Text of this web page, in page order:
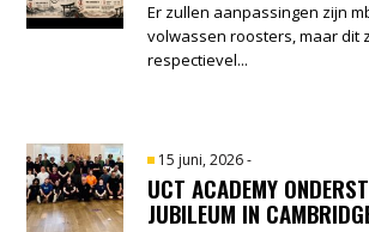
Er zullen aanpassingen zijn
volwassen roosters, maar dit
respectievel...
15 juni, 2026-
UCT ACADEMY
JUBILEUM IN